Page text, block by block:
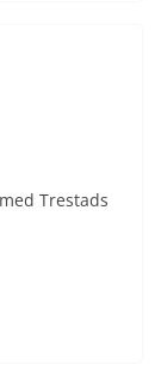
Trestads